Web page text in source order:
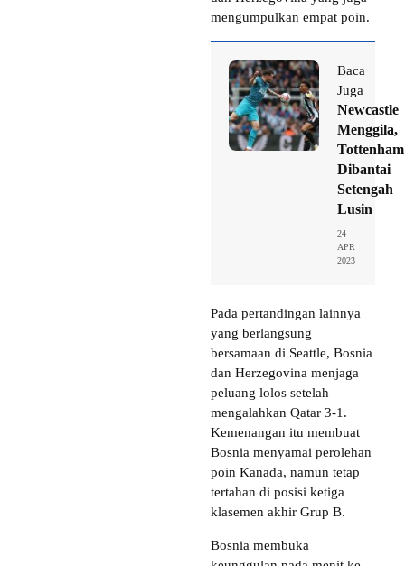
mengumpulkan empat poin.
Baca
Juga
Newcastle
Menggila,
Tottenham
Dibantai
Setengah
Lusin
24
APR
2023
Pada pertandingan lainnya
yang berlangsung
bersamaan di Seattle, Bosnia
dan Herzegovina menjaga
peluang lolos setelah
mengalahkan Qatar 3-1.
Kemenangan itu membuat
Bosnia menyamai perolehan
poin Kanada, namun tetap
tertahan di posisi ketiga
klasemen akhir Grup B.
Bosnia membuka